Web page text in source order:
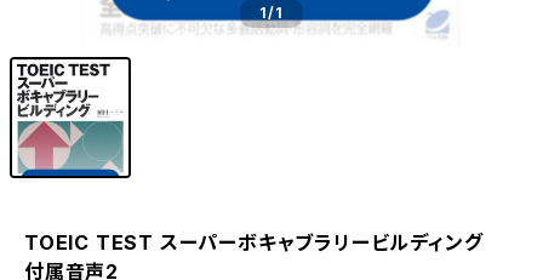
1/1
TOEIC TEST スーパーボキャブラリービルディング
付属音声2